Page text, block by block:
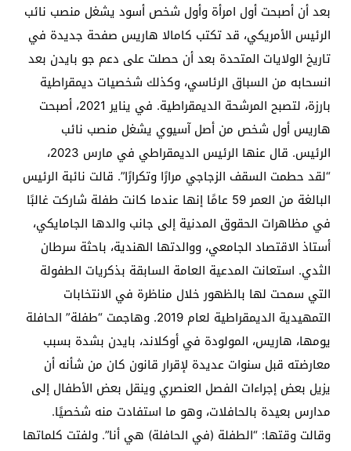
بعد أن أصبحت أول امرأة وأول شخص أسود يشغل منصب نائب
الرئيس الأمريكي، قد تكتب كامالا هاريس صفحة جديدة في
تاريخ الولايات المتحدة بعد أن حصلت على دعم جو بايدن بعد
انسحابه من السباق الرئاسي، وكذلك شخصيات ديمقراطية
بارزة، لتصبح المرشحة الديمقراطية. في يناير 2021، أصبحت
هاريس أول شخص من أصل آسيوي يشغل منصب نائب
الرئيس. قال عنها الرئيس الديمقراطي في مارس 2023،
“لقد حطمت السقف الزجاجي مرارًا وتكرارًا”. قالت نائبة الرئيس
البالغة من العمر 59 عامًا إنها عندما كانت طفلة شاركت غالبًا
في مظاهرات الحقوق المدنية إلى جانب والدها الجامايكي،
أستاذ الاقتصاد الجامعي، ووالدتها الهندية، باحثة سرطان
الثدي. استعانت المدعية العامة السابقة بذكريات الطفولة
التي سمحت لها بالظهور خلال مناظرة في الانتخابات
التمهيدية الديمقراطية لعام 2019. وهاجمت “طفلة” الحافلة
يومها، هاريس، المولودة في أوكلاند، بايدن بشدة بسبب
معارضته قبل سنوات عديدة لإقرار قانون كان من شأنه أن
يزيل بعض إجراءات الفصل العنصري وينقل بعض الأطفال إلى
مدارس بعيدة بالحافلات، وهو ما استفادت منه شخصيًا.
وقالت وقتها: “الطفلة (في الحافلة) هي أنا”. ولفتت كلماتها